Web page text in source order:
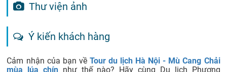
Thư viện ảnh
Ý kiến khách hàng
Cảm nhận của bạn về Tour du lịch Hà Nội - Mù Cang Chải
mùa lúa chín như thế nào? Hãy cùng Du lịch Phượng